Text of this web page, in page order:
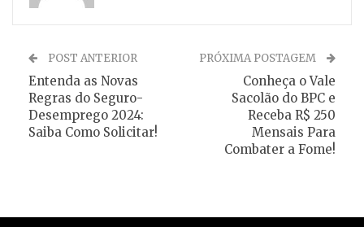
POST ANTERIOR
Entenda as Novas
Regras do Seguro-
Desemprego 2024:
Saiba Como Solicitar!
PRÓXIMA POSTAGEM
Conheça o Vale
Sacolão do BPC e
Receba R$ 250
Mensais Para
Combater a Fome!